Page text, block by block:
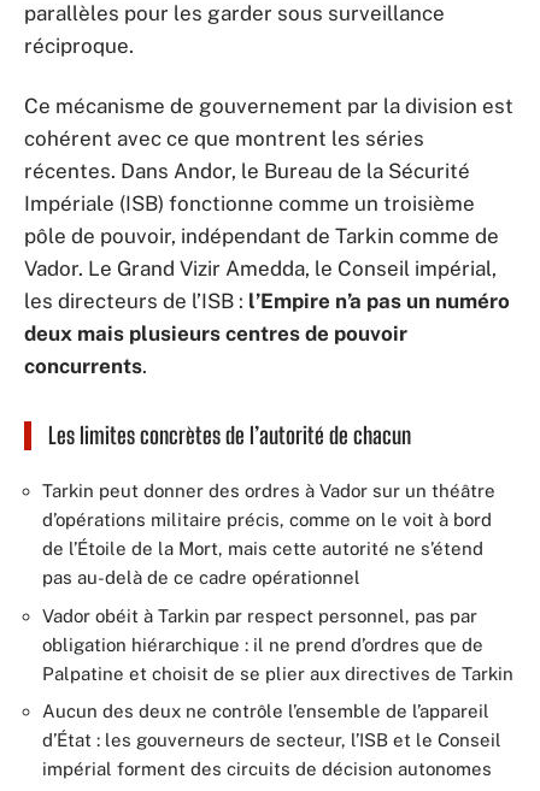
parallèles pour les garder sous surveillance
réciproque.
Ce mécanisme de gouvernement par la division est
cohérent avec ce que montrent les séries
récentes. Dans Andor, le Bureau de la Sécurité
Impériale (ISB) fonctionne comme un troisième
pôle de pouvoir, indépendant de Tarkin comme de
Vador. Le Grand Vizir Amedda, le Conseil impérial,
les directeurs de l’ISB : l’Empire n’a pas un numéro
deux mais plusieurs centres de pouvoir
concurrents.
Les limites concrètes de l’autorité de chacun
Tarkin peut donner des ordres à Vador sur un théâtre
d’opérations militaire précis, comme on le voit à bord
de l’Étoile de la Mort, mais cette autorité ne s’étend
pas au-delà de ce cadre opérationnel
Vador obéit à Tarkin par respect personnel, pas par
obligation hiérarchique : il ne prend d’ordres que de
Palpatine et choisit de se plier aux directives de Tarkin
Aucun des deux ne contrôle l’ensemble de l’appareil
d’État : les gouverneurs de secteur, l’ISB et le Conseil
impérial forment des circuits de décision autonomes